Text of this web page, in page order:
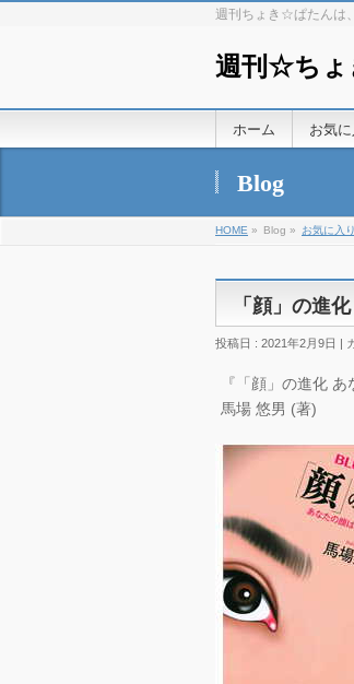
週刊ちょき☆ぱたんは
週刊☆ちょ
ホーム お気
Blog
HOME » Blog » お気に入
「顔」の進
投稿日 : 2021年2月9日 |
『「顔」の進化
馬場 悠男 (著)